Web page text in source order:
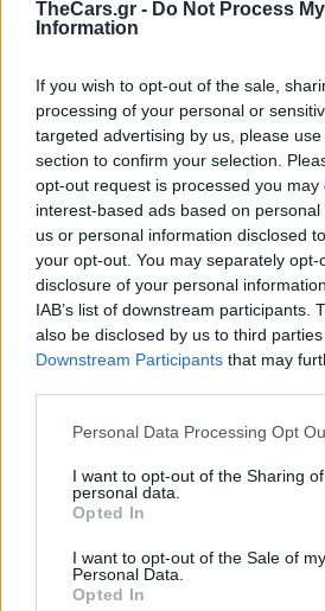
TheCars.gr - Do Not Process
Information
If you wish to opt-out of the sale,
processing of your personal or
targeted advertising by us, please
section to confirm your selection.
opt-out request is processed you may
interest-based ads based on
us or personal information disclosed
your opt-out. You may separately
disclosure of your personal
IAB’s list of downstream participants.
also be disclosed by us to third
Downstream Participants that may
Personal Data Processing Opt
I want to opt-out of the Sharing
personal data.
Opted In
I want to opt-out of the Sale of my
Personal Data.
Opted In
About the author
Άρης Μορένο
πινακίδες
Δείτε επίσης